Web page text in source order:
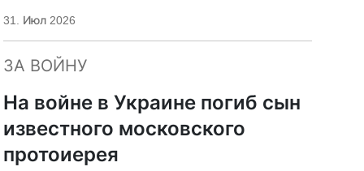
«Царьград»
31. Июл 2026
ЗА ВОЙНУ
На войне в Украине погиб сын
известного московского
протоиерея